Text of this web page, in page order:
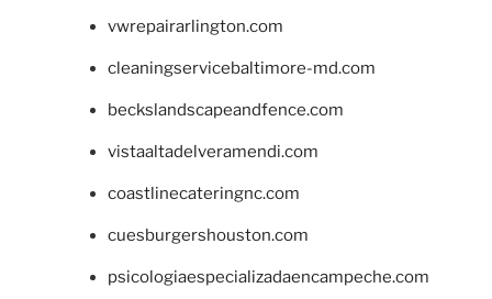
vwrepairarlington.com
cleaningservicebaltimore-md.com
beckslandscapeandfence.com
vistaaltadelveramendi.com
coastlinecateringnc.com
cuesburgershouston.com
psicologiaespecializadaencampeche.com